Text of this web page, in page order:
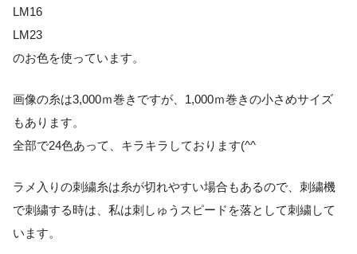
LM16
LM23
のお色を使っています。
画像の糸は3,000ｍ巻きですが、1,000ｍ巻きの小さめサイズ
もあります。
全部で24色あって、キラキラしております(^^
ラメ入りの刺繍糸は糸が切れやすい場合もあるので、刺繍機
で刺繍する時は、私は刺しゅうスピードを落として刺繍して
います。